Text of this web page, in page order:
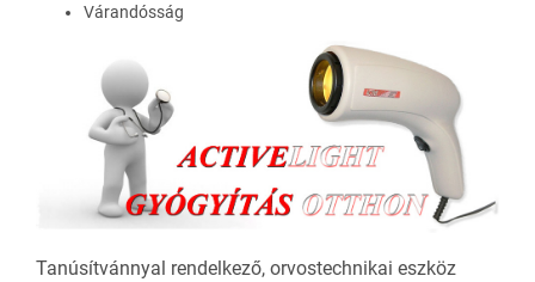
Várandósság
Tanúsítvánnyal rendelkező, orvostechnikai eszköz